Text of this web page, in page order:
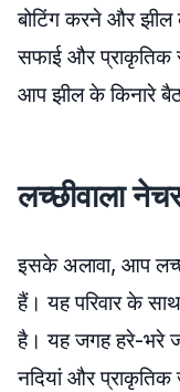
बोटिंग करने और
सफाई और प्राकृतिक
आप झील के किनारे
लच्छीवाला
इसके अलावा, आप
हैं। यह परिवार के
है। यह जगह हरे-भरे
नदियां और